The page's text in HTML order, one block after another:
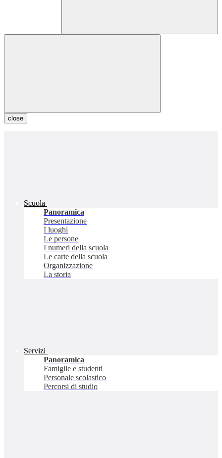
close
Scuola
Panoramica
Presentazione
I luoghi
Le persone
I numeri della scuola
Le carte della scuola
Organizzazione
La storia
Servizi
Panoramica
Famiglie e studenti
Personale scolastico
Percorsi di studio